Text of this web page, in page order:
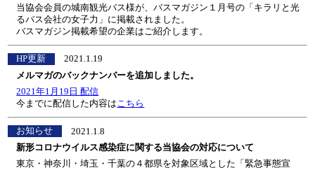
当協会会員の城南観光バス様が、バスマガジン１月号の「キラリと光
るバス会社の女子力」に掲載されました。
バスマガジン掲載希望の企業はご紹介します。
HP更新
2021.1.19
メルマガのバックナンバーを追加しました。
2021年1月19日 配信
今までに配信した内容はこちら
お知らせ
2021.1.8
新形コロナウイルス感染症に関する当協会の対応について
東京・神奈川・埼玉・千葉の４都県を対象区域とした「緊急事態宣